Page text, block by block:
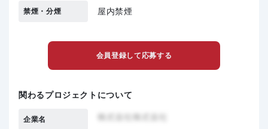
禁煙・分煙 屋内禁煙
会員登録して応募する
関わるプロジェクトについて
企業名